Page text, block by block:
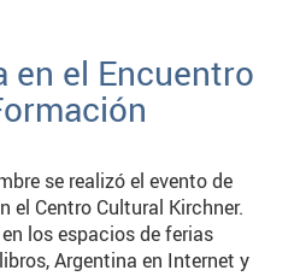
en el Encuentro
se realizó el evento de
el Centro Cultural Kirchner.
los espacios de ferias
Argentina en Internet y